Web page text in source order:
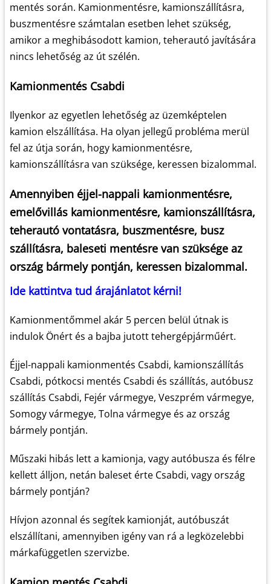
mentés során. Kamionmentésre, kamionszállításra,
buszmentésre számtalan esetben lehet szükség,
amikor a meghibásodott kamion, teherautó javítására
nincs lehetőség az út szélén.
Kamionmentés Csabdi
Ilyenkor az egyetlen lehetőség az üzemképtelen
kamion elszállítása. Ha olyan jellegű probléma merül
fel az útja során, hogy kamionmentésre,
kamionszállításra van szüksége, keressen bizalommal.
Amennyiben éjjel-nappali kamionmentésre,
emelővillás kamionmentésre, kamionszállításra,
teherautó vontatásra, buszmentésre, busz
szállításra, baleseti mentésre van szüksége az
ország bármely pontján, keressen bizalommal.
Ide kattintva tud árajánlatot kérni!
Kamionmentőmmel akár 5 percen belül útnak is
indulok Önért és a bajba jutott tehergépjárműért.
Éjjel-nappali kamionmentés Csabdi, kamionszállítás
Csabdi, pótkocsi mentés Csabdi és szállítás, autóbusz
szállítás Csabdi, Fejér vármegye, Veszprém vármegye,
Somogy vármegye, Tolna vármegye és az ország
bármely pontján.
Műszaki hibás lett a kamionja, vagy autóbusza és félre
kellett álljon, netán baleset érte Csabdi, vagy ország
bármely pontján?
Hívjon azonnal és segítek kamionját, autóbuszát
elszállítani, amennyiben igény van rá a legközelebbi
márkafüggetlen szervizbe.